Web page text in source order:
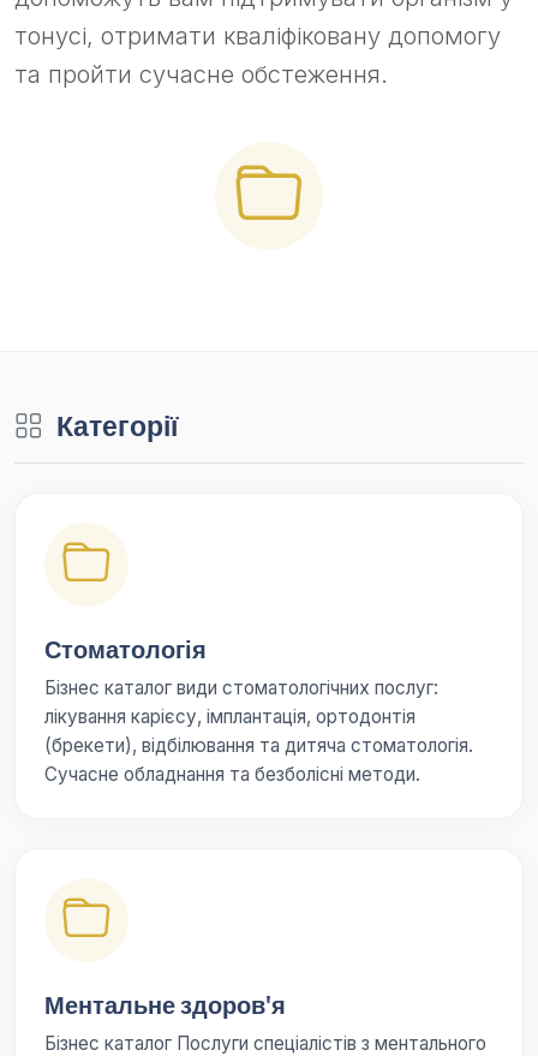
тонусі, отримати кваліфіковану допомогу
та пройти сучасне обстеження.
Категорії
Стоматологія
Бізнес каталог види стоматологічних послуг:
лікування карієсу, імплантація, ортодонтія
(брекети), відбілювання та дитяча стоматологія.
Сучасне обладнання та безболісні методи.
Ментальне здоров'я
Бізнес каталог Послуги спеціалістів з ментального